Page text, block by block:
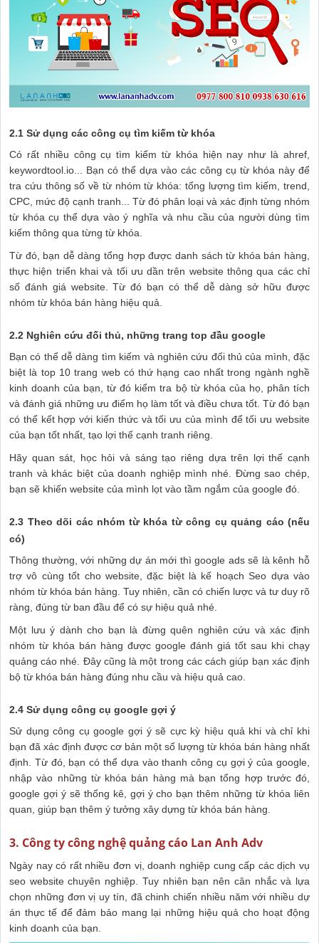
2.1 Sử dụng các công cụ tìm kiếm từ khóa
Có rất nhiều công cụ tìm kiếm từ khóa hiện nay như là ahref,
keywordtool.io... Bạn có thể dựa vào các công cụ từ khóa này để
tra cứu thông số về từ nhóm từ khóa: tổng lượng tìm kiếm, trend,
CPC, mức độ cạnh tranh... Từ đó phân loại và xác định từng nhóm
từ khóa cụ thể dựa vào ý nghĩa và nhu cầu của người dùng tìm
kiếm thông qua từng từ khóa.
Từ đó, bạn dễ dàng tổng hợp được danh sách từ khóa bán hàng,
thực hiện triển khai và tối ưu dần trên website thông qua các chỉ
số đánh giá website. Từ đó bạn có thể dễ dàng sở hữu được
nhóm từ khóa bán hàng hiệu quả.
2.2 Nghiên cứu đối thủ, những trang top đầu google
Bạn có thể dễ dàng tìm kiếm và nghiên cứu đối thủ của mình, đặc
biệt là top 10 trang web có thứ hạng cao nhất trong ngành nghề
kinh doanh của bạn, từ đó kiểm tra bộ từ khóa của họ, phân tích
và đánh giá những ưu điểm họ làm tốt và điều chưa tốt. Từ đó bạn
có thể kết hợp với kiến thức và tối ưu của mình để tối ưu website
của bạn tốt nhất, tạo lợi thế cạnh tranh riêng.
Hãy quan sát, học hỏi và sáng tạo riêng dựa trên lợi thế cạnh
tranh và khác biệt của doanh nghiệp mình nhé. Đừng sao chép,
bạn sẽ khiến website của mình lọt vào tầm ngắm của google đó.
2.3 Theo dõi các nhóm từ khóa từ công cụ quảng cáo (nếu
có)
Thông thường, với những dự án mới thì google ads sẽ là kênh hỗ
trợ vô cùng tốt cho website, đặc biệt là kế hoạch Seo dựa vào
nhóm từ khóa bán hàng. Tuy nhiên, cần có chiến lược và tư duy rõ
ràng, đúng từ ban đầu để có sự hiệu quả nhé.
Một lưu ý dành cho bạn là đừng quên nghiên cứu và xác định
nhóm từ khóa bán hàng được google đánh giá tốt sau khi chạy
quảng cáo nhé. Đây cũng là một trong các cách giúp bạn xác định
bộ từ khóa bán hàng đúng nhu cầu và hiệu quả cao.
2.4 Sử dụng công cụ google gợi ý
Sử dụng công cụ google gợi ý sẽ cực kỳ hiệu quả khi và chỉ khi
bạn đã xác định được cơ bản một số lượng từ khóa bán hàng nhất
định. Từ đó, bạn có thể dựa vào thanh công cụ gợi ý của google,
nhập vào những từ khóa bán hàng mà bạn tổng hợp trước đó,
google gợi ý sẽ thống kê, gợi ý cho bạn thêm những từ khóa liên
quan, giúp bạn thêm ý tưởng xây dựng từ khóa bán hàng.
3. Công ty công nghệ quảng cáo Lan Anh Adv
Ngày nay có rất nhiều đơn vị, doanh nghiệp cung cấp các dịch vụ
seo website chuyên nghiệp. Tuy nhiên bạn nên cân nhắc và lựa
chọn những đơn vị uy tín, đã chinh chiến nhiều năm với nhiều dự
án thực tế để đảm bảo mang lại những hiệu quả cho hoạt động
kinh doanh của bạn.